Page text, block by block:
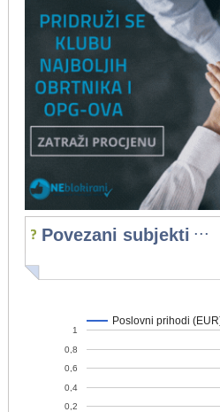
Povezani subjekti ...
Poslovni prihodi
0,2
0,4
0,6
0,8
1